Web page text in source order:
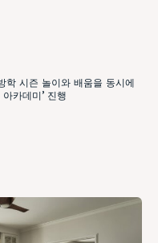
학 시즌 놀이와 배움을 동시에
카데미’ 진행